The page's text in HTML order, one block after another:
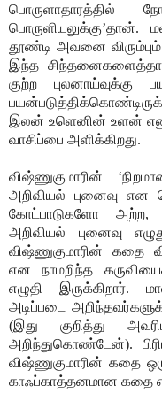
பொருளாதாரத்தில்
பொருளியலுக்கு’தான்.
தூண்டி அவனை விரும்பும்
இந்த
குற்ற புலனாய்வுக்கு
இலன் உளெனின் உளன்
வாசிப்பை அளிக்கிறது.
விஷ்ணுகுமாரின்
அறிவியல் புனைவு என
கோட்பாடுகளோ அற்ற,
அறிவியல் புனைவு
விஷ்ணுகுமாரின் கதை
என நாமறிந்த
எழுதி இருக்கிறார்.
அடிப்படை
(இது குறித்து
அறிந்துகொண்டேன்).
விஷ்ணுகுமாரின் கதை
காஃப்காத்தனமான கதை